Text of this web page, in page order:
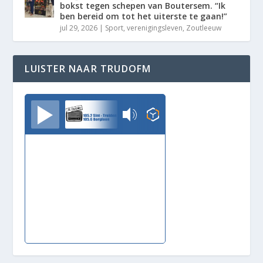
bokst tegen schepen van Boutersem. “Ik
ben bereid om tot het uiterste te gaan!”
jul 29, 2026 | Sport,verenigingsleven, Zoutleeuw
LUISTER NAAR TRUDOFM
TrudoFM